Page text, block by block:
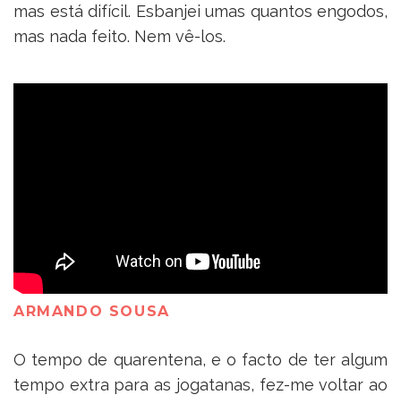
mas está difícil. Esbanjei umas quantos engodos,
mas nada feito. Nem vê-los.
ARMANDO SOUSA
O tempo de quarentena, e o facto de ter algum
tempo extra para as jogatanas, fez-me voltar ao